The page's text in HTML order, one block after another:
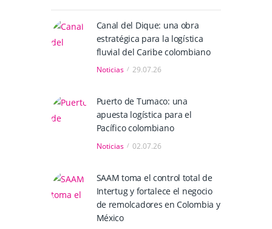
Canal del Dique: una obra
estratégica para la logística
fluvial del Caribe colombiano
Noticias 29.07.26
Puerto de Tumaco: una
apuesta logística para el
Pacífico colombiano
Noticias 02.07.26
SAAM toma el control total de
Intertug y fortalece el negocio
de remolcadores en Colombia y
México